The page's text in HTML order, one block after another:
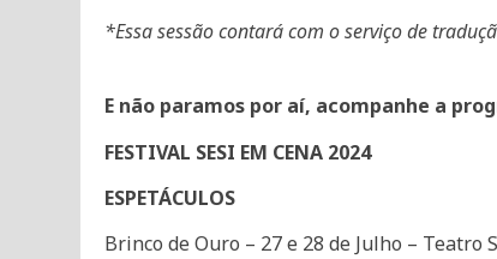
*Essa sessão contará com o serviço de
E não paramos por aí, acompanhe a
FESTIVAL SESI EM CENA 2024
ESPETÁCULOS
Brinco de Ouro – 27 e 28 de Julho – Teatro